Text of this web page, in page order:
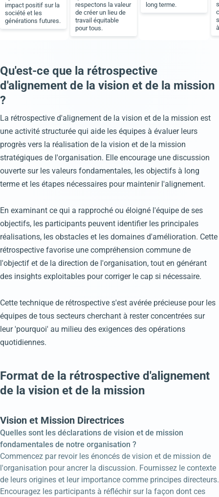
impact positif sur la
société et les
générations futures.
respectons la valeur
de créer un lieu de
travail équitable
pour tous.
long terme.
Qu'est-ce que la rétrospective
d'alignement de la vision et de la mission
?
La rétrospective d'alignement de la vision et de la mission est
une activité structurée qui aide les équipes à évaluer leurs
progrès vers la réalisation de la vision et de la mission
stratégiques de l'organisation. Elle encourage une discussion
ouverte sur les valeurs fondamentales, les objectifs à long
terme et les étapes nécessaires pour maintenir l'alignement.
En examinant ce qui a rapproché ou éloigné l'équipe de ses
objectifs, les participants peuvent identifier les principales
réalisations, les obstacles et les domaines d'amélioration. Cette
rétrospective favorise une compréhension commune de
l'objectif et de la direction de l'organisation, tout en générant
des insights exploitables pour corriger le cap si nécessaire.
Cette technique de rétrospective s'est avérée précieuse pour les
équipes de tous secteurs cherchant à rester concentrées sur
leur 'pourquoi' au milieu des exigences des opérations
quotidiennes.
Format de la rétrospective d'alignement
de la vision et de la mission
Vision et Mission Directrices
Quelles sont les déclarations de vision et de mission
fondamentales de notre organisation ?
Commencez par revoir les énoncés de vision et de mission de
l'organisation pour ancrer la discussion. Fournissez le contexte
de leurs origines et leur importance comme principes directeurs.
Encouragez les participants à réfléchir sur la façon dont ces